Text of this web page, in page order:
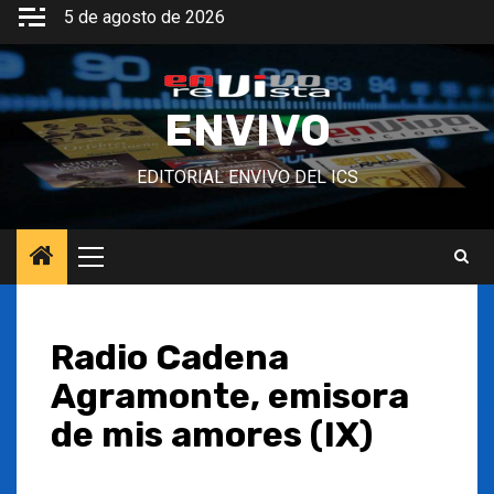
Saltar
contenido
5 de agosto de 2026
ENVIVO
EDITORIAL ENVIVO DEL ICS
Menú
principal
Radio Cadena
Agramonte, emisora
de mis amores (IX)